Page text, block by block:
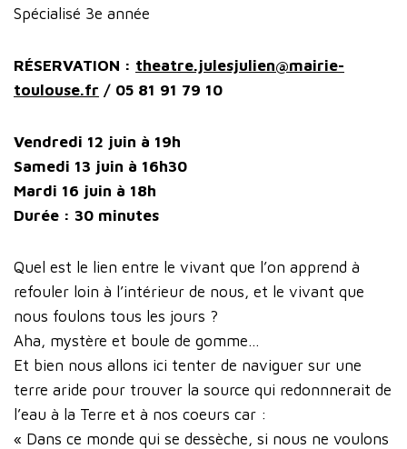
Spécialisé 3e année
RÉSERVATION : theatre.julesjulien@mairie-
toulouse.fr / 05 81 91 79 10
Vendredi 12 juin à 19h
Samedi 13 juin à 16h30
Mardi 16 juin à 18h
Durée : 30 minutes
Quel est le lien entre le vivant que l’on apprend à
refouler loin à l’intérieur de nous, et le vivant que
nous foulons tous les jours ?
Aha, mystère et boule de gomme...
Et bien nous allons ici tenter de naviguer sur une
terre aride pour trouver la source qui redonnnerait de
l’eau à la Terre et à nos coeurs car :
« Dans ce monde qui se dessèche, si nous ne voulons